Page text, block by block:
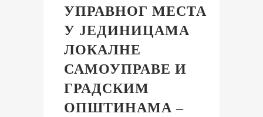
УПРАВНОГ МЕСТА
У ЈЕДИНИЦАМА
ЛОКАЛНЕ
САМОУПРАВЕ И
ГРАДСКИМ
ОПШТИНАМА –